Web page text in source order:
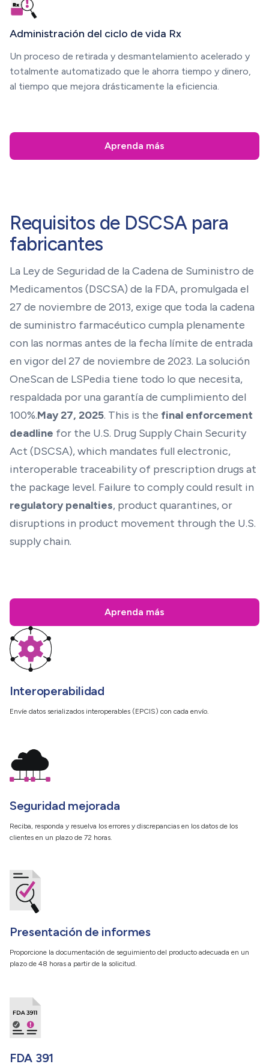
Administración del ciclo de vida Rx
Un proceso de retirada y desmantelamiento acelerado y
totalmente automatizado que le ahorra tiempo y dinero,
al tiempo que mejora drásticamente la eficiencia.
Aprenda más
Requisitos de DSCSA para
fabricantes
La Ley de Seguridad de la Cadena de Suministro de
Medicamentos (DSCSA) de la FDA, promulgada el
27 de noviembre de 2013, exige que toda la cadena
de suministro farmacéutico cumpla plenamente
con las normas antes de la fecha límite de entrada
en vigor del 27 de noviembre de 2023. La solución
OneScan de LSPedia tiene todo lo que necesita,
respaldada por una garantía de cumplimiento del
100%.May 27, 2025. This is the final enforcement
deadline for the U.S. Drug Supply Chain Security
Act (DSCSA), which mandates full electronic,
interoperable traceability of prescription drugs at
the package level. Failure to comply could result in
regulatory penalties, product quarantines, or
disruptions in product movement through the U.S.
supply chain.
Aprenda más
Interoperabilidad
Envíe datos serializados interoperables (EPCIS) con cada envío.
Seguridad mejorada
Reciba, responda y resuelva los errores y discrepancias en los datos de los
clientes en un plazo de 72 horas.
Presentación de informes
Proporcione la documentación de seguimiento del producto adecuada en un
plazo de 48 horas a partir de la solicitud.
FDA 391